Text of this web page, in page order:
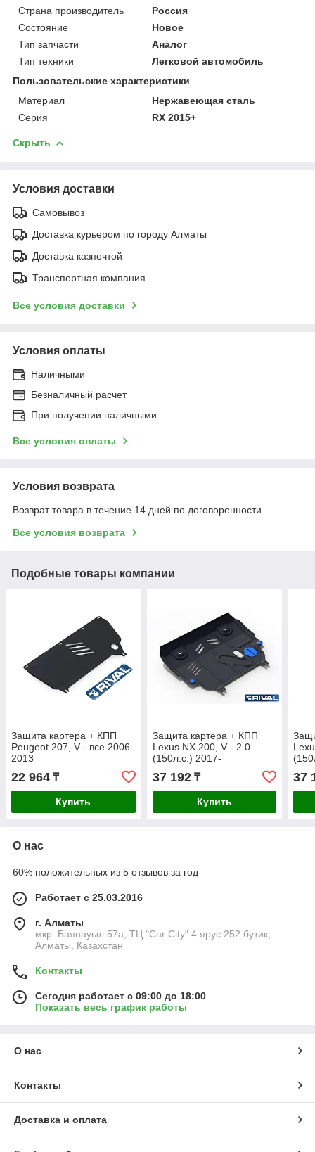
Страна производитель
Россия
Состояние
Новое
Тип запчасти
Аналог
Тип техники
Легковой автомобиль
Пользовательские характеристики
Материал
Нержавеющая сталь
Серия
RX 2015+
Скрыть
Условия доставки
Самовывоз
Доставка курьером по городу Алматы
Доставка казпочтой
Транспортная компания
Все условия доставки
Условия оплаты
Наличными
Безналичный расчет
При получении наличными
Все условия оплаты
Условия возврата
Возврат товара в течение 14 дней по договоренности
Все условия возврата
Подобные товары компании
Защита картера + КПП
Peugeot 207, V - все 2006-
2013
22 964 ₸
Купить
Защита картера + КПП
Lexus NX 200, V - 2.0
(150л.с.) 2017-
37 192₸
Купить
37
О нас
60% положительных из 5 отзывов за год
Работает с 25.03.2016
г. Алматы
мкр. Баянауыл 57а, ТЦ "Car Сity" 4 ярус 252 бутик,
Алматы, Казахстан
Контакты
Сегодня работает с 09:00 до 18:00
Показать весь график работы
О нас
Контакты
Доставка и оплата